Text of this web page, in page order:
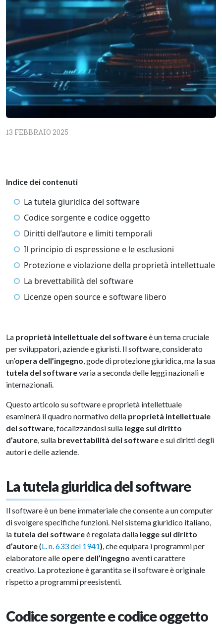
13 FEBBRAIO 2025
Indice dei contenuti
La tutela giuridica del software
Codice sorgente e codice oggetto
Diritti dell’autore e limiti temporali
Il principio di espressione e le esclusioni
Protezione e violazione della proprietà intellettuale
La brevettabilità del software
Licenze open source e software libero
La proprietà intellettuale del softwareè un tema cruciale
per sviluppatori, aziende e giuristi. Il software, considerato
un’opera dell’ingegno, gode di protezione giuridica, ma la sua
tutela del softwarevaria a seconda delle leggi nazionali e
internazionali.
Questo articolo su software e proprietà intellettuale
esaminerà il quadro normativo della proprietà intellettuale
del software, focalizzandosi sulla legge sul diritto
d’autore, sulla brevettabilità del softwaree sui diritti degli
autori e delle aziende.
La tutela giuridica del software
Il software è un bene immateriale che consente a un computer
di svolgere specifiche funzioni. Nel sistema giuridico italiano,
la tutela del softwareè regolata dalla legge sul diritto
d’autore(L. n. 633 del 1941), che equipara i programmi per
elaboratore alle opere dell’ingegno aventi carattere
creativo. La protezione è garantita se il software è originale
rispetto a programmi preesistenti.
Codice sorgente e codice oggetto